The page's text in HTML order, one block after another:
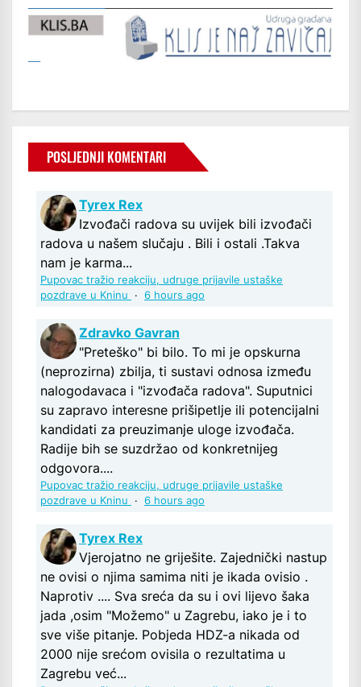
POSLJEDNJI KOMENTARI
Tyrex Rex
Izvođači radova su uvijek bili izvođači
radova u našem slučaju . Bili i ostali .Takva
nam je karma...
Pupovac tražio reakciju, udruge prijavile ustaške
pozdrave u Kninu
· 6 hours ago
Zdravko Gavran
"Preteško" bi bilo. To mi je opskurna
(neprozirna) zbilja, ti sustavi odnosa između
nalogodavaca i "izvođača radova". Suputnici
su zapravo interesne prišipetlje ili potencijalni
kandidati za preuzimanje uloge izvođača.
Radije bih se suzdržao od konkretnijeg
odgovora....
Pupovac tražio reakciju, udruge prijavile ustaške
pozdrave u Kninu
· 6 hours ago
Tyrex Rex
Vjerojatno ne griješite. Zajednički nastup
ne ovisi o njima samima niti je ikada ovisio .
Naprotiv .... Sva sreća da su i ovi lijevo šaka
jada ,osim "Možemo" u Zagrebu, iako je i to
sve više pitanje. Pobjeda HDZ-a nikada od
2000 nije srećom ovisila o rezultatima u
Zagrebu već...